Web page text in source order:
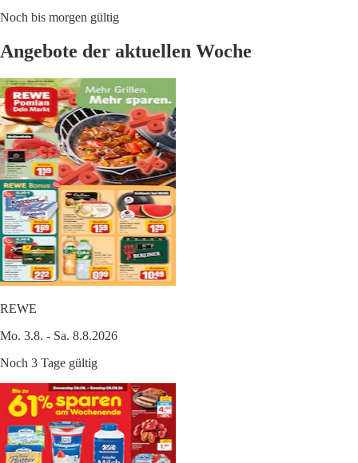
Noch bis morgen gültig
Angebote der aktuellen Woche
REWE
Mo. 3.8. - Sa. 8.8.2026
Noch 3 Tage gültig